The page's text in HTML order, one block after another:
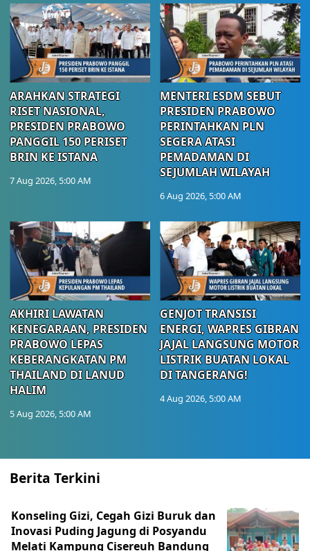
ARAHKAN STRATEGI
RISET NASIONAL,
PRESIDEN PRABOWO
PANGGIL 150 PERISET
BRIN KE ISTANA
7 Aug 2026, 5:00 AM
MENTERI ESDM SEBUT
PRESIDEN PRABOWO
PERINTAHKAN PLN
SEGERA ATASI
PEMADAMAN DI
SEJUMLAH WILAYAH
6 Aug 2026, 5:00 AM
AKHIRI LAWATAN
KENEGARAAN, PRESIDEN
PRABOWO LEPAS
KEBERANGKATAN PM
THAILAND DI LANUD
HALIM
5 Aug 2026, 5:00 AM
GENJOT TRANSISI
ENERGI, WAPRES GIBRAN
JAJAL LANGSUNG MOTOR
LISTRIK BUATAN LOKAL
DI TANGERANG!
4 Aug 2026, 5:00 AM
Berita Terkini
Konseling Gizi, Cegah Gizi Buruk dan
Inovasi Puding Jagung di Posyandu
Melati Kampung Cisereuh Bandung